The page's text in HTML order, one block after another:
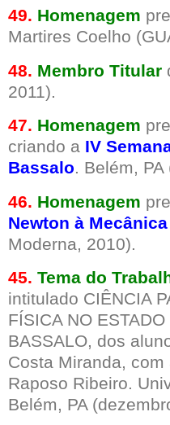
49. Homenagem
Martires Coelho
48. Membro Titular
2011).
47. Homenagem
criando a IV
Bassalo. Belém,
46. Homenagem
Newton à
Moderna, 2010).
45. Tema do
intitulado CIÊNCIA
FÍSICA NO
BASSALO, dos
Costa Miranda,
Raposo Ribeiro.
Belém, PA